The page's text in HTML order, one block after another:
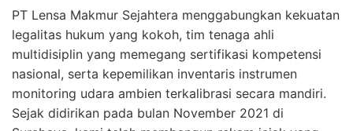
PT Lensa Makmur Sejahtera menggabungkan kekuatan
legalitas hukum yang kokoh, tim tenaga ahli
multidisiplin yang memegang sertifikasi kompetensi
nasional, serta kepemilikan inventaris instrumen
monitoring udara ambien terkalibrasi secara mandiri.
Sejak didirikan pada bulan November 2021 di